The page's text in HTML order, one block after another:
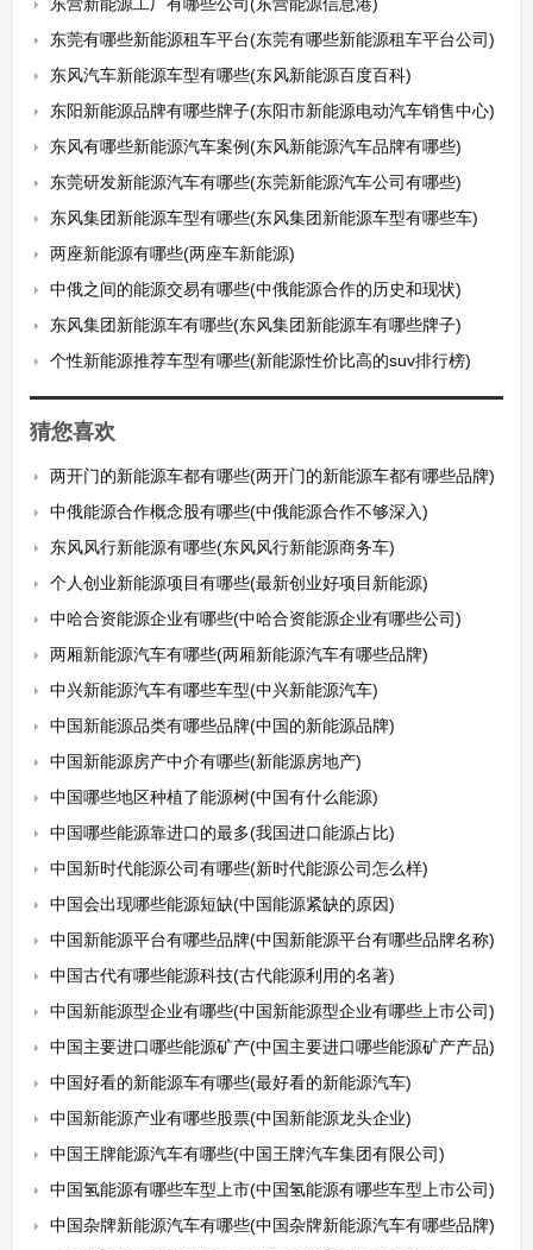
东莞有哪些新能源租车平台(东莞有哪些新能源租车平台公司)
东风汽车新能源车型有哪些(东风新能源百度百科)
东阳新能源品牌有哪些牌子(东阳市新能源电动汽车销售中心)
东风有哪些新能源汽车案例(东风新能源汽车品牌有哪些)
东莞研发新能源汽车有哪些(东莞新能源汽车公司有哪些)
东风集团新能源车型有哪些(东风集团新能源车型有哪些车)
两座新能源有哪些(两座车新能源)
中俄之间的能源交易有哪些(中俄能源合作的历史和现状)
东风集团新能源车有哪些(东风集团新能源车有哪些牌子)
个性新能源推荐车型有哪些(新能源性价比高的suv排行榜)
猜您喜欢
两开门的新能源车都有哪些(两开门的新能源车都有哪些品牌)
中俄能源合作概念股有哪些(中俄能源合作不够深入)
东风风行新能源有哪些(东风风行新能源商务车)
个人创业新能源项目有哪些(最新创业好项目新能源)
中哈合资能源企业有哪些(中哈合资能源企业有哪些公司)
两厢新能源汽车有哪些(两厢新能源汽车有哪些品牌)
中兴新能源汽车有哪些车型(中兴新能源汽车)
中国新能源品类有哪些品牌(中国的新能源品牌)
中国新能源房产中介有哪些(新能源房地产)
中国哪些地区种植了能源树(中国有什么能源)
中国哪些能源靠进口的最多(我国进口能源占比)
中国新时代能源公司有哪些(新时代能源公司怎么样)
中国会出现哪些能源短缺(中国能源紧缺的原因)
中国新能源平台有哪些品牌(中国新能源平台有哪些品牌名称)
中国古代有哪些能源科技(古代能源利用的名著)
中国新能源型企业有哪些(中国新能源型企业有哪些上市公司)
中国主要进口哪些能源矿产(中国主要进口哪些能源矿产产品)
中国好看的新能源车有哪些(最好看的新能源汽车)
中国新能源产业有哪些股票(中国新能源龙头企业)
中国王牌能源汽车有哪些(中国王牌汽车集团有限公司)
中国氢能源有哪些车型上市(中国氢能源有哪些车型上市公司)
中国杂牌新能源汽车有哪些(中国杂牌新能源汽车有哪些品牌)